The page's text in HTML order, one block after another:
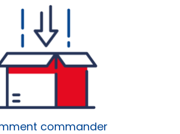
commander